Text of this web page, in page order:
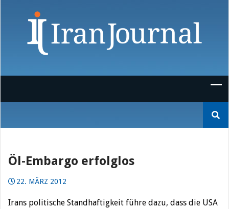
nach:
Öl-Embargo erfolglos
22. MÄRZ 2012
Irans politische Standhaftigkeit führe dazu, dass die USA